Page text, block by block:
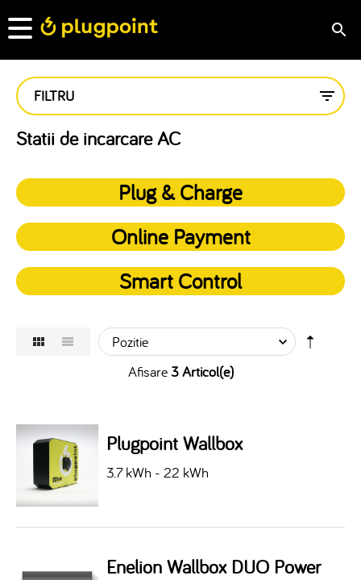
FILTRU
Statii de incarcare AC
Plug & Charge
Online Payment
Smart Control
Afisare3 Articol(e)
Plugpoint Wallbox
3.7 kWh - 22 kWh
Enelion Wallbox DUO Power